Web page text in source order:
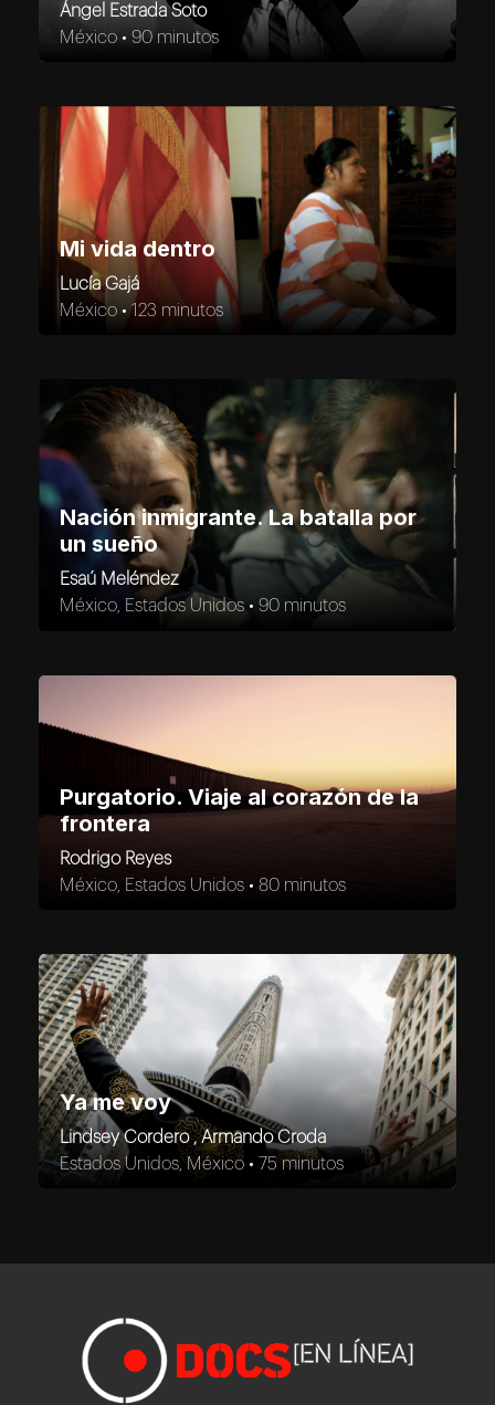
Ángel Estrada Soto
México •90 minutos
Mi vida dentro
Lucía Gajá
México •123 minutos
Nación inmigrante. La batalla por
un sueño
Esaú Meléndez
México, Estados Unidos •90 minutos
Purgatorio. Viaje al corazón de la
frontera
Rodrigo Reyes
México, Estados Unidos •80 minutos
Ya me voy
Lindsey Cordero , Armando Croda
Estados Unidos, México • 75 minutos